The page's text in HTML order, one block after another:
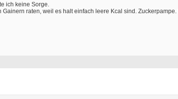
ich keine Sorge.
raten, weil es halt einfach leere Kcal sind.